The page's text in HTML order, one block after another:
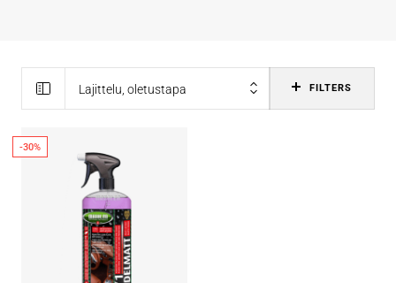
Lajittelu, oletustapa FILTERS
-30%